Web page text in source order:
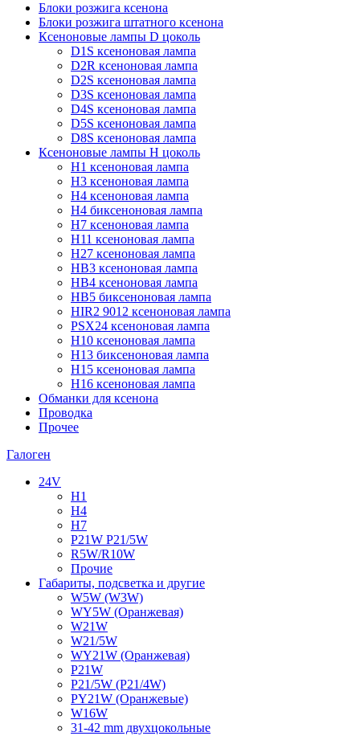
Блоки розжига ксенона
Блоки розжига штатного ксенона
Ксеноновые лампы D цоколь
D1S ксеноновая лампа
D2R ксеноновая лампа
D2S ксеноновая лампа
D3S ксеноновая лампа
D4S ксеноновая лампа
D5S ксеноновая лампа
D8S ксеноновая лампа
Ксеноновые лампы Н цоколь
H1 ксеноновая лампа
H3 ксеноновая лампа
H4 ксеноновая лампа
H4 биксеноновая лампа
H7 ксеноновая лампа
H11 ксеноновая лампа
H27 ксеноновая лампа
HB3 ксеноновая лампа
HB4 ксеноновая лампа
HB5 биксеноновая лампа
HIR2 9012 ксеноновая лампа
PSX24 ксеноновая лампа
H10 ксеноновая лампа
H13 биксеноновая лампа
H15 ксеноновая лампа
H16 ксеноновая лампа
Обманки для ксенона
Проводка
Прочее
Галоген
24V
H1
H4
H7
P21W P21/5W
R5W/R10W
Прочие
Габариты, подсветка и другие
W5W (W3W)
WY5W (Оранжевая)
W21W
W21/5W
WY21W (Оранжевая)
P21W
P21/5W (P21/4W)
PY21W (Оранжевые)
W16W
31-42 mm двухцокольные